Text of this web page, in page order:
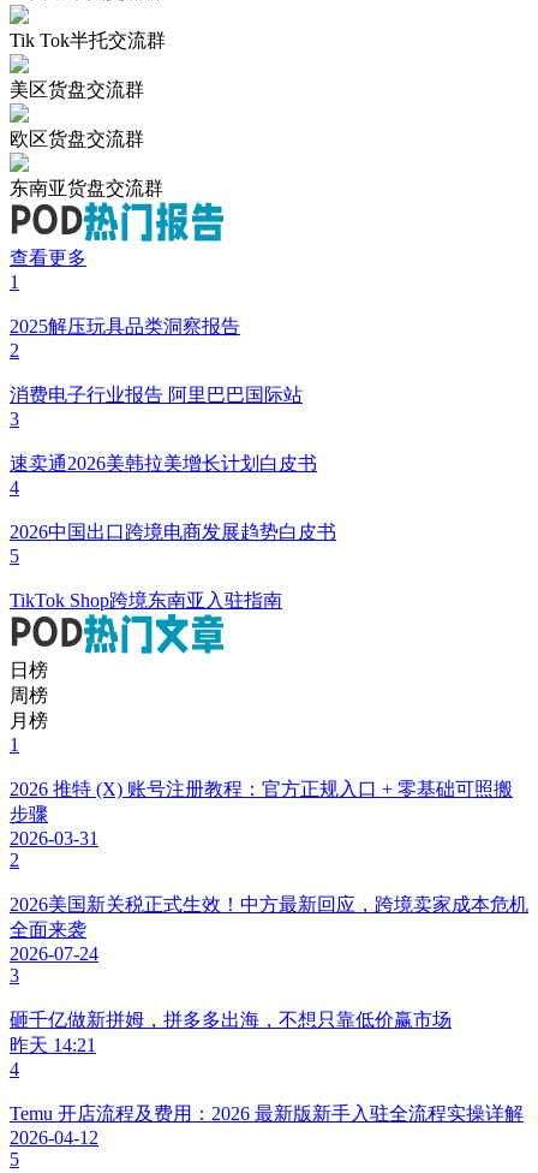
Tik Tok半托交流群
美区货盘交流群
欧区货盘交流群
东南亚货盘交流群
查看更多
1
2025解压玩具品类洞察报告
2
消费电子行业报告 阿里巴巴国际站
3
速卖通2026美韩拉美增长计划白皮书
4
2026中国出口跨境电商发展趋势白皮书
5
TikTok Shop跨境东南亚入驻指南
日榜
周榜
月榜
1
2026 推特 (X) 账号注册教程：官方正规入口 + 零基础可照搬
步骤
2026-03-31
2
2026美国新关税正式生效！中方最新回应，跨境卖家成本危机
全面来袭
2026-07-24
3
砸千亿做新拼姆，拼多多出海，不想只靠低价赢市场
昨天 14:21
4
Temu 开店流程及费用：2026 最新版新手入驻全流程实操详解
2026-04-12
5